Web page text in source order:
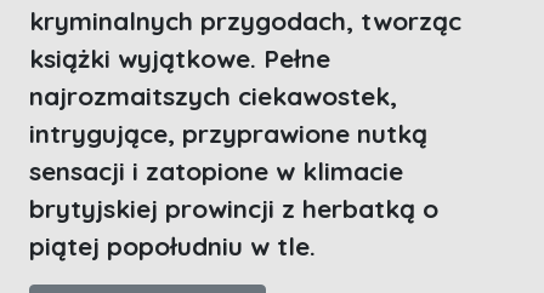
kryminalnych przygodach, tworząc
książki wyjątkowe. Pełne
najrozmaitszych ciekawostek,
intrygujące, przyprawione nutką
sensacji i zatopione w klimacie
brytyjskiej prowincji z herbatką o
piątej popołudniu w tle.